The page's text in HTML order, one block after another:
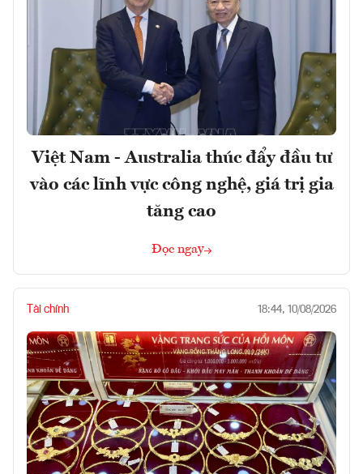
Việt Nam - Australia thúc đẩy đầu tư
vào các lĩnh vực công nghệ, giá trị gia
tăng cao
Đọc ngay
Tài chính 18:44, 10/08/2026